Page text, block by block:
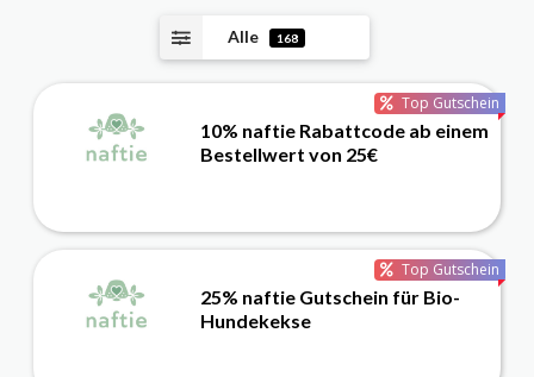
Alle 168
Top Gutschein
10% naftie Rabattcode ab einem
Bestellwert von 25€
Top Gutschein
25% naftie Gutschein für Bio-
Hundekekse